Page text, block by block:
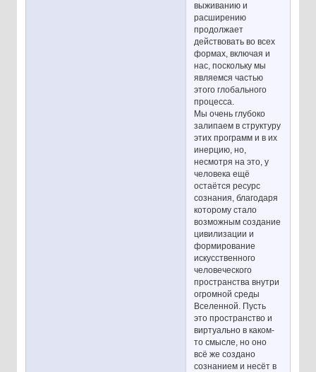
выживанию и
расширению
продолжает
действовать во всех
формах, включая и
нас, поскольку мы
являемся частью
этого глобального
процесса.
Мы очень глубоко
залипаем в структуру
этих программ и в их
инерцию, но,
несмотря на это, у
человека ещё
остаётся ресурс
сознания, благодаря
которому стало
возможным создание
цивилизации и
формирование
искусственного
человеческого
пространства внутри
огромной среды
Вселенной. Пусть
это пространство и
виртуально в каком-
то смысле, но оно
всё же создано
сознанием и несёт в